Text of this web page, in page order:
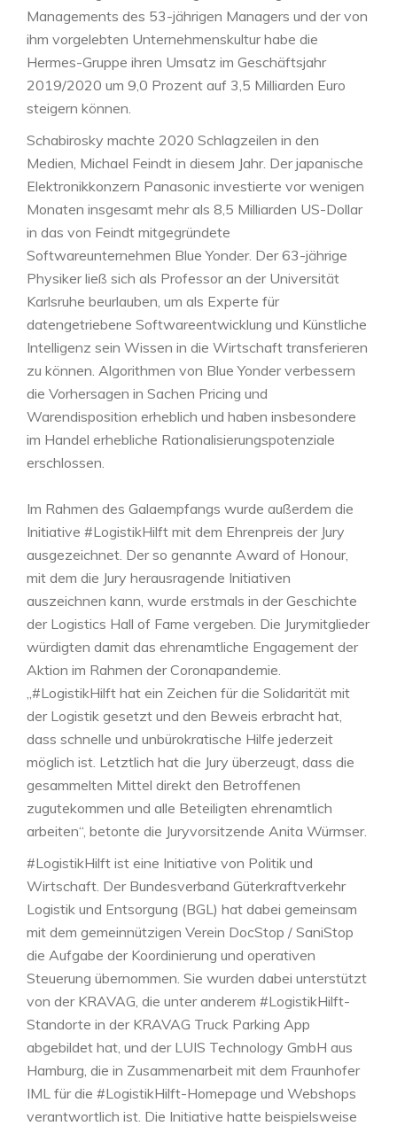
Managements des 53-jährigen Managers und der von
ihm vorgelebten Unternehmenskultur habe die
Hermes-Gruppe ihren Umsatz im Geschäftsjahr
2019/2020 um 9,0 Prozent auf 3,5 Milliarden Euro
steigern können.
Schabirosky machte 2020 Schlagzeilen in den
Medien, Michael Feindt in diesem Jahr. Der japanische
Elektronikkonzern Panasonic investierte vor wenigen
Monaten insgesamt mehr als 8,5 Milliarden US-Dollar
in das von Feindt mitgegründete
Softwareunternehmen Blue Yonder. Der 63-jährige
Physiker ließ sich als Professor an der Universität
Karlsruhe beurlauben, um als Experte für
datengetriebene Softwareentwicklung und Künstliche
Intelligenz sein Wissen in die Wirtschaft transferieren
zu können. Algorithmen von Blue Yonder verbessern
die Vorhersagen in Sachen Pricing und
Warendisposition erheblich und haben insbesondere
im Handel erhebliche Rationalisierungspotenziale
erschlossen.
Im Rahmen des Galaempfangs wurde außerdem die
Initiative #LogistikHilft mit dem Ehrenpreis der Jury
ausgezeichnet. Der so genannte Award of Honour,
mit dem die Jury herausragende Initiativen
auszeichnen kann, wurde erstmals in der Geschichte
der Logistics Hall of Fame vergeben. Die Jurymitglieder
würdigten damit das ehrenamtliche Engagement der
Aktion im Rahmen der Coronapandemie.
„#LogistikHilft hat ein Zeichen für die Solidarität mit
der Logistik gesetzt und den Beweis erbracht hat,
dass schnelle und unbürokratische Hilfe jederzeit
möglich ist. Letztlich hat die Jury überzeugt, dass die
gesammelten Mittel direkt den Betroffenen
zugutekommen und alle Beteiligten ehrenamtlich
arbeiten“, betonte die Juryvorsitzende Anita Würmser.
#LogistikHilft ist eine Initiative von Politik und
Wirtschaft. Der Bundesverband Güterkraftverkehr
Logistik und Entsorgung (BGL) hat dabei gemeinsam
mit dem gemeinnützigen Verein DocStop / SaniStop
die Aufgabe der Koordinierung und operativen
Steuerung übernommen. Sie wurden dabei unterstützt
von der KRAVAG, die unter anderem #LogistikHilft-
Standorte in der KRAVAG Truck Parking App
abgebildet hat, und der LUIS Technology GmbH aus
Hamburg, die in Zusammenarbeit mit dem Fraunhofer
IML für die #LogistikHilft-Homepage und Webshops
verantwortlich ist. Die Initiative hatte beispielsweise